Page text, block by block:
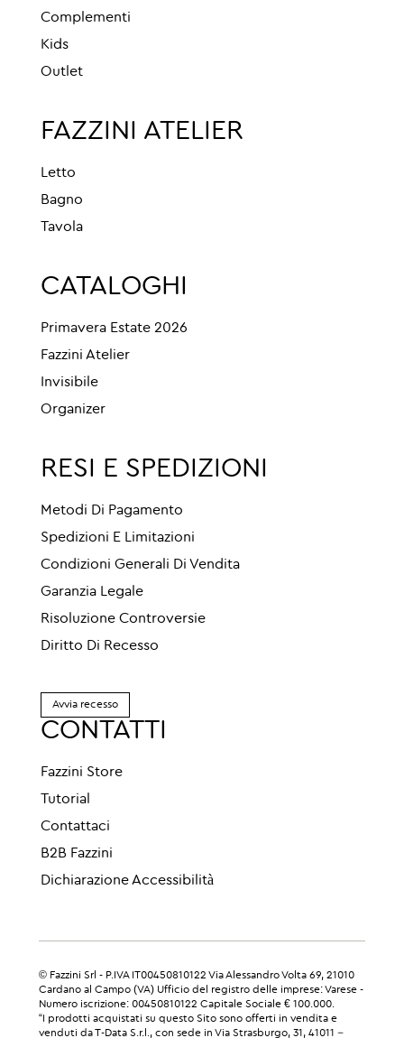
Complementi
Kids
Outlet
FAZZINI ATELIER
Letto
Bagno
Tavola
CATALOGHI
Primavera Estate 2026
Fazzini Atelier
Invisibile
Organizer
RESI E SPEDIZIONI
Metodi Di Pagamento
Spedizioni E Limitazioni
Condizioni Generali Di Vendita
Garanzia Legale
Risoluzione Controversie
Diritto Di Recesso
Avvia recesso
CONTATTI
Fazzini Store
Tutorial
Contattaci
B2B Fazzini
Dichiarazione Accessibilità
© Fazzini Srl - P.IVA IT00450810122 Via Alessandro Volta 69, 21010
Cardano al Campo (VA) Ufficio del registro delle imprese: Varese -
Numero iscrizione: 00450810122 Capitale Sociale € 100.000.
“I prodotti acquistati su questo Sito sono offerti in vendita e
venduti da T-Data S.r.l., con sede in Via Strasburgo, 31, 41011 –